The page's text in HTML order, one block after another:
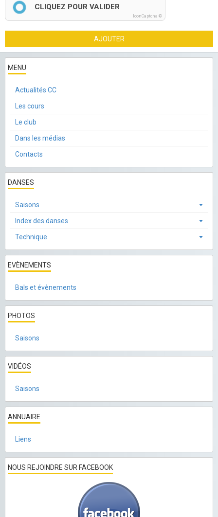
CLIQUEZ POUR VALIDER
IconCaptcha ©
AJOUTER
MENU
Actualités CC
Les cours
Le club
Dans les médias
Contacts
DANSES
Saisons
Index des danses
Technique
EVÈNEMENTS
Bals et évènements
PHOTOS
Saisons
VIDÉOS
Saisons
ANNUAIRE
Liens
NOUS REJOINDRE SUR FACEBOOK